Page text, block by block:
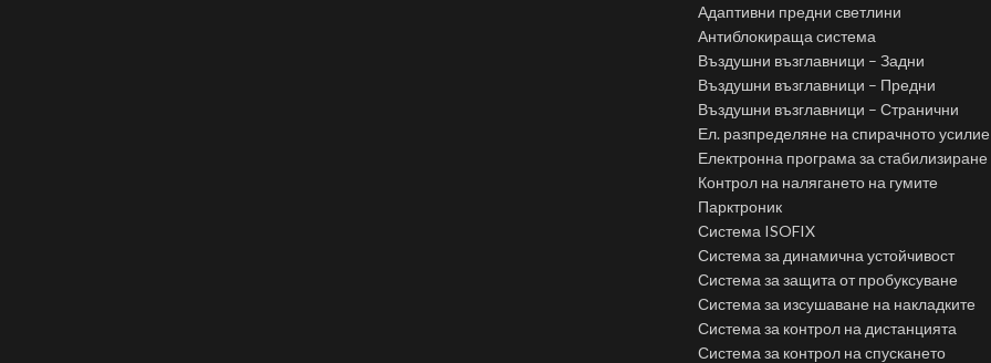
Адаптивни предни светлини
Антиблокираща система
Въздушни възглавници – Задни
Въздушни възглавници – Предни
Въздушни възглавници – Странични
Ел. разпределяне на спирачното усилие
Електронна програма за стабилизиране
Контрол на налягането на гумите
Парктроник
Система ISOFIX
Система за динамична устойчивост
Система за защита от пробуксуване
Система за изсушаване на накладките
Система за контрол на дистанцията
Система за контрол на спускането